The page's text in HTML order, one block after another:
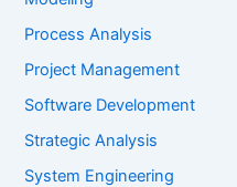
Process Analysis
Project Management
Software Development
Strategic Analysis
System Engineering